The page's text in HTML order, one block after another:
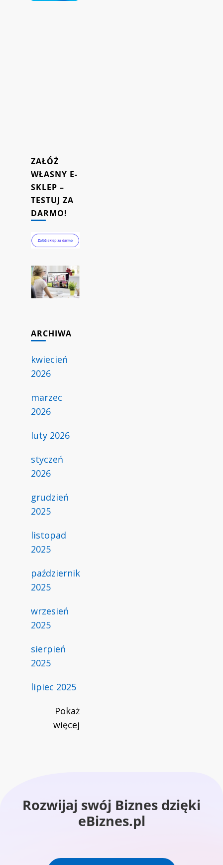
ZAŁÓŻ
WŁASNY E-
SKLEP –
TESTUJ ZA
DARMO!
ARCHIWA
kwiecień
2026
marzec
2026
luty 2026
styczeń
2026
grudzień
2025
listopad
2025
październik
2025
wrzesień
2025
sierpień
2025
lipiec 2025
Pokaż
więcej
Rozwijaj swój Biznes dzięki
eBiznes.pl